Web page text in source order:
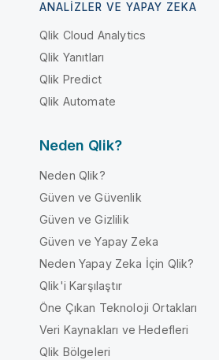
ANALIZLER VE YAPAY ZEKA
Qlik Cloud Analytics
Qlik Yanıtları
Qlik Predict
Qlik Automate
Neden Qlik?
Neden Qlik?
Güven ve Güvenlik
Güven ve Gizlilik
Güven ve Yapay Zeka
Neden Yapay Zeka İçin Qlik?
Qlik'i Karşılaştır
Öne Çıkan Teknoloji Ortakları
Veri Kaynakları ve Hedefleri
Qlik Bölgeleri